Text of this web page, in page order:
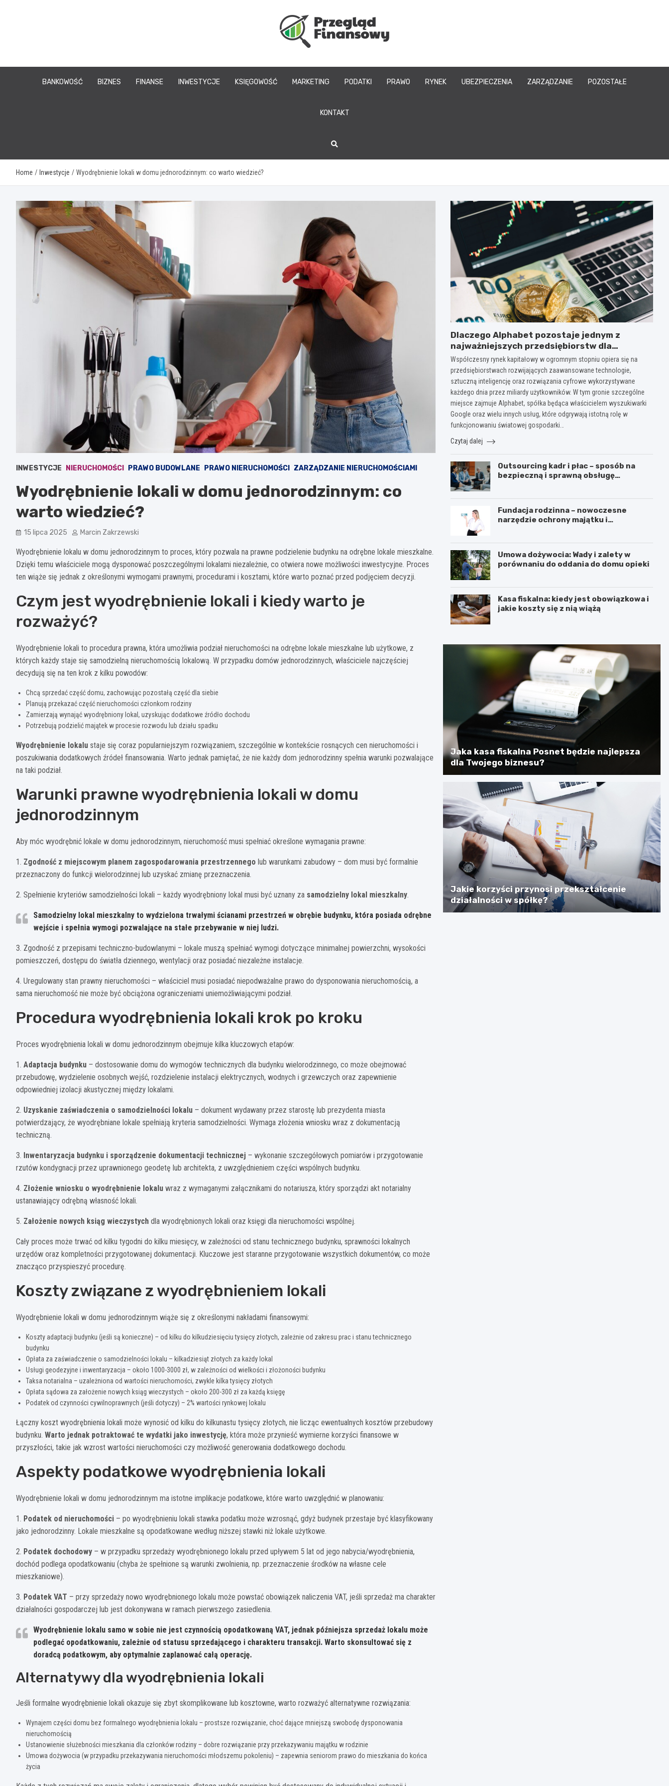
www.przegladfinansowy.pl
BANKOWOŚĆ BIZNES FINANSE INWESTYCJE KSIĘGOWOŚĆ MARKETING PODATKI PRAWO RYNEK UBEZPIECZENIA ZARZĄDZANIE POZOSTAŁE
KONTAKT
Home Inwestycje Wyodrębnienie lokali w domu jednorodzinnym: co warto wiedzieć?
INWESTYCJE NIERUCHOMOŚCI PRAWO BUDOWLANE PRAWO NIERUCHOMOŚCI ZARZĄDZANIE NIERUCHOMOŚCIAMI
Wyodrębnienie lokali w domu jednorodzinnym: co
warto wiedzieć?
15 lipca 2025 Marcin Zakrzewski
Wyodrębnienie lokalu w domu jednorodzinnym to proces, który pozwala na prawne podzielenie budynku na odrębne lokale mieszkalne.
Dzięki temu właściciele mogą dysponować poszczególnymi lokalami niezależnie, co otwiera nowe możliwości inwestycyjne. Proces
ten wiąże się jednak z określonymi wymogami prawnymi, procedurami i kosztami, które warto poznać przed podjęciem decyzji.
Czym jest wyodrębnienie lokali i kiedy warto je
rozważyć?
Wyodrębnienie lokali to procedura prawna, która umożliwia podział nieruchomości na odrębne lokale mieszkalne lub użytkowe, z
których każdy staje się samodzielną nieruchomością lokalową. W przypadku domów jednorodzinnych, właściciele najczęściej
decydują się na ten krok z kilku powodów:
Chcą sprzedać część domu, zachowując pozostałą część dla siebie
Planują przekazać część nieruchomości członkom rodziny
Zamierzają wynająć wyodrębniony lokal, uzyskując dodatkowe źródło dochodu
Potrzebują podzielić majątek w procesie rozwodu lub działu spadku
Wyodrębnienie lokalu staje się coraz popularniejszym rozwiązaniem, szczególnie w kontekście rosnących cen nieruchomości i
poszukiwania dodatkowych źródeł finansowania. Warto jednak pamiętać, że nie każdy dom jednorodzinny spełnia warunki pozwalające
na taki podział.
Warunki prawne wyodrębnienia lokali w domu
jednorodzinnym
Aby móc wyodrębnić lokale w domu jednorodzinnym, nieruchomość musi spełniać określone wymagania prawne:
1. Zgodność z miejscowym planem zagospodarowania przestrzennego lub warunkami zabudowy – dom musi być formalnie
przeznaczony do funkcji wielorodzinnej lub uzyskać zmianę przeznaczenia.
2. Spełnienie kryteriów samodzielności lokali – każdy wyodrębniony lokal musi być uznany za samodzielny lokal mieszkalny.
Samodzielny lokal mieszkalny to wydzielona trwałymi ścianami przestrzeń w obrębie budynku, która posiada odrębne
wejście i spełnia wymogi pozwalające na stałe przebywanie w niej ludzi.
3. Zgodność z przepisami techniczno-budowlanymi – lokale muszą spełniać wymogi dotyczące minimalnej powierzchni, wysokości
pomieszczeń, dostępu do światła dziennego, wentylacji oraz posiadać niezależne instalacje.
4. Uregulowany stan prawny nieruchomości – właściciel musi posiadać niepodważalne prawo do dysponowania nieruchomością, a
sama nieruchomość nie może być obciążona ograniczeniami uniemożliwiającymi podział.
Procedura wyodrębnienia lokali krok po kroku
Proces wyodrębnienia lokali w domu jednorodzinnym obejmuje kilka kluczowych etapów:
1. Adaptacja budynku – dostosowanie domu do wymogów technicznych dla budynku wielorodzinnego, co może obejmować
przebudowę, wydzielenie osobnych wejść, rozdzielenie instalacji elektrycznych, wodnych i grzewczych oraz zapewnienie
odpowiedniej izolacji akustycznej między lokalami.
2. Uzyskanie zaświadczenia o samodzielności lokalu – dokument wydawany przez starostę lub prezydenta miasta
potwierdzający, że wyodrębniane lokale spełniają kryteria samodzielności. Wymaga złożenia wniosku wraz z dokumentacją
techniczną.
3. Inwentaryzacja budynku i sporządzenie dokumentacji technicznej – wykonanie szczegółowych pomiarów i przygotowanie
rzutów kondygnacji przez uprawnionego geodetę lub architekta, z uwzględnieniem części wspólnych budynku.
4. Złożenie wniosku o wyodrębnienie lokalu wraz z wymaganymi załącznikami do notariusza, który sporządzi akt notarialny
ustanawiający odrębną własność lokali.
5. Założenie nowych ksiąg wieczystych dla wyodrębnionych lokali oraz księgi dla nieruchomości wspólnej.
Cały proces może trwać od kilku tygodni do kilku miesięcy, w zależności od stanu technicznego budynku, sprawności lokalnych
urzędów oraz kompletności przygotowanej dokumentacji. Kluczowe jest staranne przygotowanie wszystkich dokumentów, co może
znacząco przyspieszyć procedurę.
Koszty związane z wyodrębnieniem lokali
Wyodrębnienie lokali w domu jednorodzinnym wiąże się z określonymi nakładami finansowymi:
Koszty adaptacji budynku (jeśli są konieczne) – od kilku do kilkudziesięciu tysięcy złotych, zależnie od zakresu prac i stanu technicznego
budynku
Opłata za zaświadczenie o samodzielności lokalu – kilkadziesiąt złotych za każdy lokal
Usługi geodezyjne i inwentaryzacja – około 1000-3000 zł, w zależności od wielkości i złożoności budynku
Taksa notarialna – uzależniona od wartości nieruchomości, zwykle kilka tysięcy złotych
Opłata sądowa za założenie nowych ksiąg wieczystych – około 200-300 zł za każdą księgę
Podatek od czynności cywilnoprawnych (jeśli dotyczy) – 2% wartości rynkowej lokalu
Łączny koszt wyodrębnienia lokali może wynosić od kilku do kilkunastu tysięcy złotych, nie licząc ewentualnych kosztów przebudowy
budynku. Warto jednak potraktować te wydatki jako inwestycję, która może przynieść wymierne korzyści finansowe w
przyszłości, takie jak wzrost wartości nieruchomości czy możliwość generowania dodatkowego dochodu.
Aspekty podatkowe wyodrębnienia lokali
Wyodrębnienie lokali w domu jednorodzinnym ma istotne implikacje podatkowe, które warto uwzględnić w planowaniu:
1. Podatek od nieruchomości – po wyodrębnieniu lokali stawka podatku może wzrosnąć, gdyż budynek przestaje być klasyfikowany
jako jednorodzinny. Lokale mieszkalne są opodatkowane według niższej stawki niż lokale użytkowe.
2. Podatek dochodowy – w przypadku sprzedaży wyodrębnionego lokalu przed upływem 5 lat od jego nabycia/wyodrębnienia,
dochód podlega opodatkowaniu (chyba że spełnione są warunki zwolnienia, np. przeznaczenie środków na własne cele
mieszkaniowe).
3. Podatek VAT – przy sprzedaży nowo wyodrębnionego lokalu może powstać obowiązek naliczenia VAT, jeśli sprzedaż ma charakter
działalności gospodarczej lub jest dokonywana w ramach pierwszego zasiedlenia.
Wyodrębnienie lokalu samo w sobie nie jest czynnością opodatkowaną VAT, jednak późniejsza sprzedaż lokalu może
podlegać opodatkowaniu, zależnie od statusu sprzedającego i charakteru transakcji. Warto skonsultować się z
doradcą podatkowym, aby optymalnie zaplanować całą operację.
Alternatywy dla wyodrębnienia lokali
Jeśli formalne wyodrębnienie lokali okazuje się zbyt skomplikowane lub kosztowne, warto rozważyć alternatywne rozwiązania:
Wynajem części domu bez formalnego wyodrębnienia lokalu – prostsze rozwiązanie, choć dające mniejszą swobodę dysponowania
nieruchomością
Ustanowienie służebności mieszkania dla członków rodziny – dobre rozwiązanie przy przekazywaniu majątku w rodzinie
Umowa dożywocia (w przypadku przekazywania nieruchomości młodszemu pokoleniu) – zapewnia seniorom prawo do mieszkania do końca
życia
Dlaczego Alphabet pozostaje jednym z
najważniejszych przedsiębiorstw dla
inwestorów zainteresowanych sektorem
nowych technologii?
Współczesny rynek kapitałowy w ogromnym stopniu opiera się na
przedsiębiorstwach rozwijających zaawansowane technologie,
sztuczną inteligencję oraz rozwiązania cyfrowe wykorzystywane
każdego dnia przez miliardy użytkowników. W tym gronie szczególne
miejsce zajmuje Alphabet, spółka będąca właścicielem wyszukiwarki
Google oraz wielu innych usług, które odgrywają istotną rolę w
funkcjonowaniu światowej gospodarki…
Czytaj dalej
Outsourcing kadr i płac – sposób na
bezpieczną i sprawną obsługę
Fundacja rodzinna – nowoczesne
narzędzie ochrony majątku i
Umowa dożywocia: Wady i zalety w
porównaniu do oddania do domu opieki
Kasa fiskalna: kiedy jest obowiązkowa i
jakie koszty się z nią wiążą
Jaka kasa fiskalna Posnet będzie najlepsza
dla Twojego biznesu?
Jakie korzyści przynosi przekształcenie
działalności w spółkę?